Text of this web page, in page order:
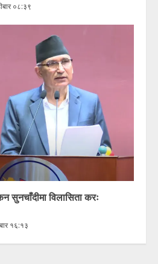
०८:३९
सुनचाँदीमा विलासिता करः
१६:१३